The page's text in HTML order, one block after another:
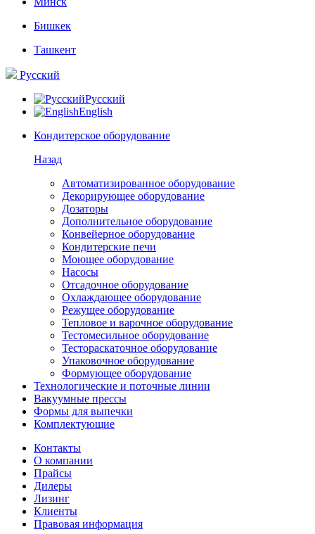
Бишкек
Ташкент
Русский
Русский
English
Кондитерское оборудование
Назад
Автоматизированное оборудование
Декорирующее оборудование
Дозаторы
Дополнительное оборудование
Конвейерное оборудование
Кондитерские печи
Моющее оборудование
Насосы
Отсадочное оборудование
Охлаждающее оборудование
Режущее оборудование
Тепловое и варочное оборудование
Тестомесильное оборудование
Тестораскаточное оборудование
Упаковочное оборудование
Формующее оборудование
Технологические и поточные линии
Вакуумные прессы
Формы для выпечки
Комплектующие
Контакты
О компании
Прайсы
Дилеры
Лизинг
Клиенты
Правовая информация